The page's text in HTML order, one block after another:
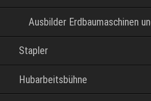
Ausbilder Erdbaumaschinen
Stapler
Hubarbeitsbühne